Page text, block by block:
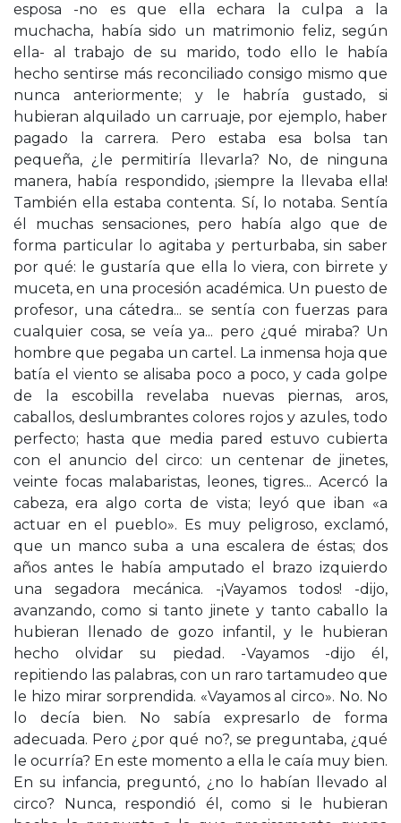
esposa -no es que ella echara la culpa a la
muchacha, había sido un matrimonio feliz, según
ella- al trabajo de su marido, todo ello le había
hecho sentirse más reconciliado consigo mismo que
nunca anteriormente; y le habría gustado, si
hubieran alquilado un carruaje, por ejemplo, haber
pagado la carrera. Pero estaba esa bolsa tan
pequeña, ¿le permitiría llevarla? No, de ninguna
manera, había respondido, ¡siempre la llevaba ella!
También ella estaba contenta. Sí, lo notaba. Sentía
él muchas sensaciones, pero había algo que de
forma particular lo agitaba y perturbaba, sin saber
por qué: le gustaría que ella lo viera, con birrete y
muceta, en una procesión académica. Un puesto de
profesor, una cátedra... se sentía con fuerzas para
cualquier cosa, se veía ya... pero ¿qué miraba? Un
hombre que pegaba un cartel. La inmensa hoja que
batía el viento se alisaba poco a poco, y cada golpe
de la escobilla revelaba nuevas piernas, aros,
caballos, deslumbrantes colores rojos y azules, todo
perfecto; hasta que media pared estuvo cubierta
con el anuncio del circo: un centenar de jinetes,
veinte focas malabaristas, leones, tigres... Acercó la
cabeza, era algo corta de vista; leyó que iban «a
actuar en el pueblo». Es muy peligroso, exclamó,
que un manco suba a una escalera de éstas; dos
años antes le había amputado el brazo izquierdo
una segadora mecánica. -¡Vayamos todos! -dijo,
avanzando, como si tanto jinete y tanto caballo la
hubieran llenado de gozo infantil, y le hubieran
hecho olvidar su piedad. -Vayamos -dijo él,
repitiendo las palabras, con un raro tartamudeo que
le hizo mirar sorprendida. «Vayamos al circo». No. No
lo decía bien. No sabía expresarlo de forma
adecuada. Pero ¿por qué no?, se preguntaba, ¿qué
le ocurría? En este momento a ella le caía muy bien.
En su infancia, preguntó, ¿no lo habían llevado al
circo? Nunca, respondió él, como si le hubieran